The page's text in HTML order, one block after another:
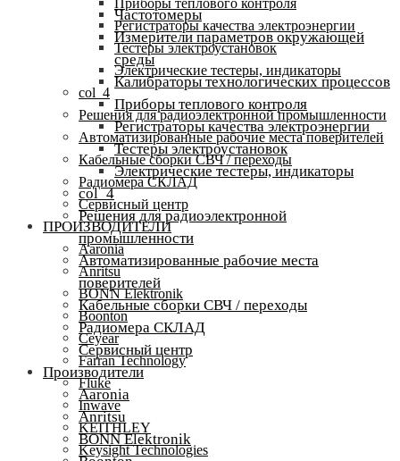
Приборы теплового контроля
Регистраторы качества электроэнергии
Тестеры электроустановок
Электрические тестеры, индикаторы
col_4
Решения для радиоэлектронной промышленности
Автоматизированные рабочие места поверителей
Кабельные сборки СВЧ / переходы
Радиомера СКЛАД
Сервисный центр
ПРОИЗВОДИТЕЛИ
Aaronia
Anritsu
BONN Elektronik
Boonton
Ceyear
Farran Technology
Fluke
Inwave
KEITHLEY
Keysight Technologies
Частотомеры
Измерители параметров окружающей
среды
Калибраторы технологических процессов
Приборы теплового контроля
Регистраторы качества электроэнергии
Тестеры электроустановок
Электрические тестеры, индикаторы
col_4
Решения для радиоэлектронной
промышленности
Автоматизированные рабочие места
поверителей
Кабельные сборки СВЧ / переходы
Радиомера СКЛАД
Сервисный центр
Производители
Aaronia
Anritsu
BONN Elektronik